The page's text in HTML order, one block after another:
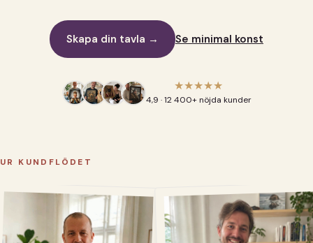
Skapa din tavla → Se minimal konst
★★★★★
4,9 · 12 400+ nöjda kunder
UR KUNDFLÖDET